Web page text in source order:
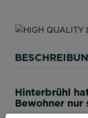
Hinterbrühl
Bewohner nur